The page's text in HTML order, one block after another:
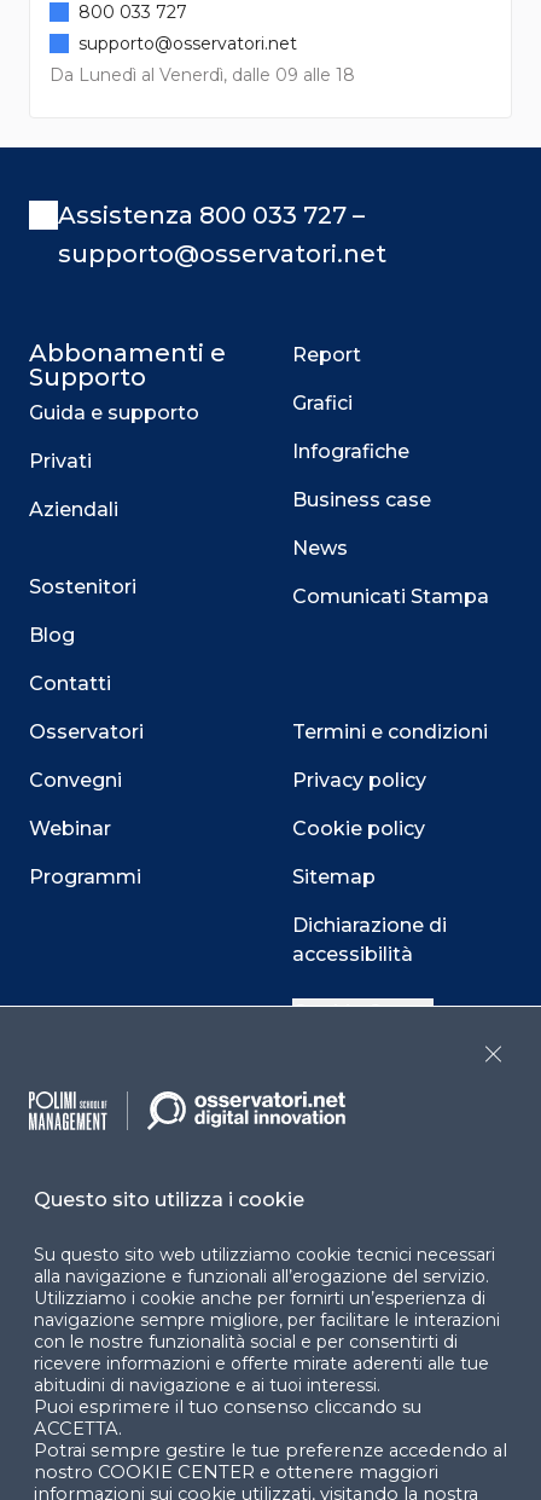
Da Lunedì al Venerdì, dalle 09 alle 18
800 033 727
supporto@osservatori.net
Assistenza 800 033 727 –
supporto@osservatori.net
Abbonamenti e
Supporto
Guida e supporto
Privati
Aziendali
Sostenitori
Blog
Contatti
Osservatori
Convegni
Webinar
Programmi
Report
Grafici
Infografiche
Business case
News
Comunicati Stampa
Termini e condizioni
Privacy policy
Cookie policy
Sitemap
Dichiarazione di
accessibilità
Cookie Center
Facebook LinkedIn
© 2024 Copyright © Politecnico di Milano Dipartimento
di Ingegneria Gestionale
Questo sito utilizza i cookie
Su questo sito web utilizziamo cookie tecnici necessari
alla navigazione e funzionali all’erogazione del servizio.
Utilizziamo i cookie anche per fornirti un’esperienza di
navigazione sempre migliore, per facilitare le interazioni
con le nostre funzionalità social e per consentirti di
ricevere informazioni e offerte mirate aderenti alle tue
abitudini di navigazione e ai tuoi interessi.
Puoi esprimere il tuo consenso cliccando su
ACCETTA.
Potrai sempre gestire le tue preferenze accedendo al
nostro COOKIE CENTER e ottenere maggiori
informazioni sui cookie utilizzati, visitando la nostra